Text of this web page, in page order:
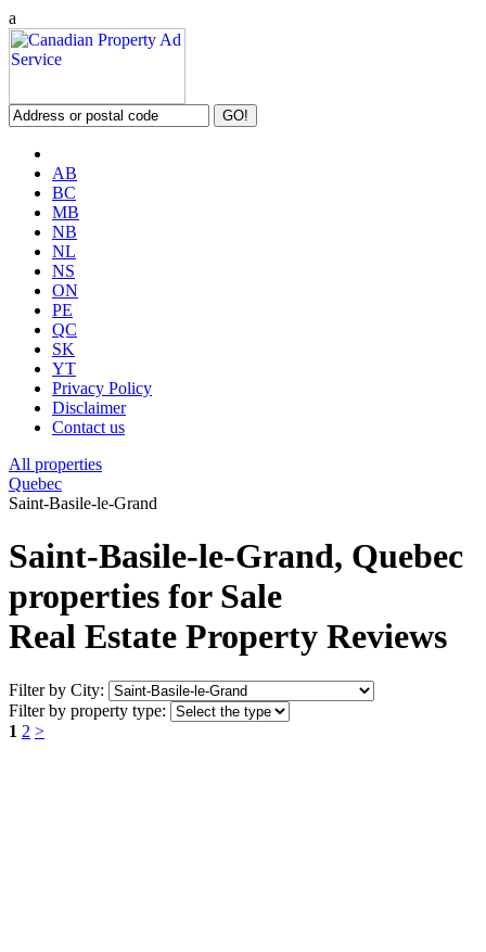
a
AB
BC
MB
NB
NL
NS
ON
PE
QC
SK
YT
Privacy Policy
Disclaimer
Contact us
All properties
Quebec
Saint-Basile-le-Grand
Saint-Basile-le-Grand, Quebec
properties for Sale
Real Estate Property Reviews
Filter by City:
Filter by property type:
1 2 >